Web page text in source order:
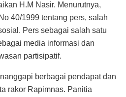
H.M Nasir. Menurutnya,
40/1999 tentang pers, salah
Pers sebagai salah satu
media informasi dan
partisipatif.
berbagai pendapat dan
rakor Rapimnas. Panitia